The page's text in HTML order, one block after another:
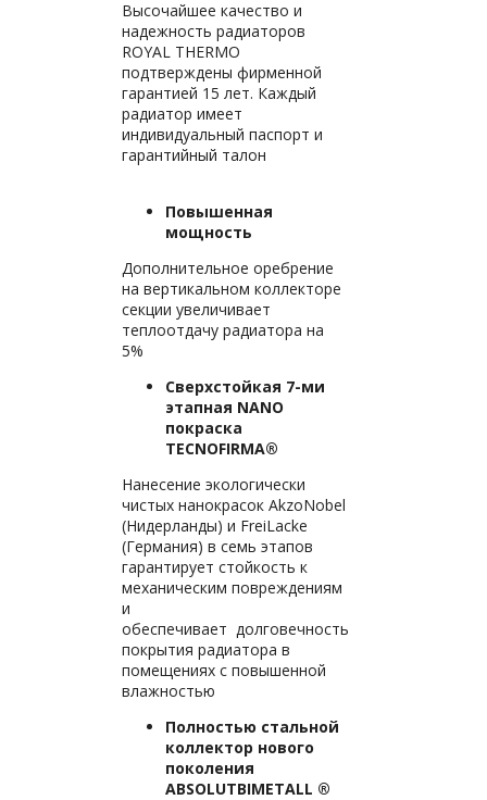
Высочайшее качество и
надежность радиаторов
ROYAL THERMO
подтверждены фирменной
гарантией 15 лет. Каждый
радиатор имеет
индивидуальный паспорт и
гарантийный талон
Повышенная
мощность
Дополнительное оребрение
на вертикальном коллекторе
секции увеличивает
теплоотдачу радиатора на
5%
Сверхстойкая 7-ми
этапная NANO
покраска
TECNOFIRMA®
Нанесение экологически
чистых нанокрасок AkzoNobel
(Нидерланды) и FreiLacke
(Германия) в семь этапов
гарантирует стойкость к
механическим повреждениям
и
обеспечивает долговечность
покрытия радиатора в
помещениях с повышенной
влажностью
Полностью стальной
коллектор нового
поколения
ABSOLUTBIMETALL ®